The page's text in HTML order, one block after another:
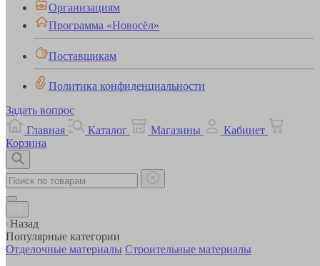
Организациям
Программа «Новосёл»
Поставщикам
Политика конфиденциальности
Задать вопрос
Главная
Каталог Магазины
Кабинет
Корзина
Назад
Популярные категории
Отделочные материалы Строительные материалы